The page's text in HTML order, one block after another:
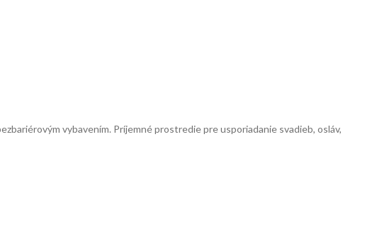
vybavením. Príjemné prostredie pre usporiadanie svadieb, osláv,